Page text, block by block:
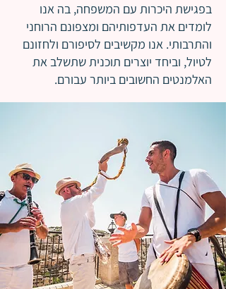
בפגישת היכרות עם המשפחה, בה אנו
לומדים את העדפותיהם ומצפונם הרוחני
והתרבותי. אנו מקשיבים לסיפורם ולחזונם
לטיול, וביחד יוצרים תוכנית שתשלב את
האלמנטים החשובים ביותר עבורם.